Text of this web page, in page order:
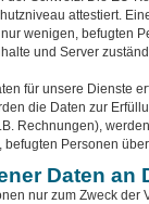
attestiert.
wenigen, befugten
und Server
für unsere Dienste
die Daten zur
Rechnungen),
Personen
Daten an
nur zum Zweck